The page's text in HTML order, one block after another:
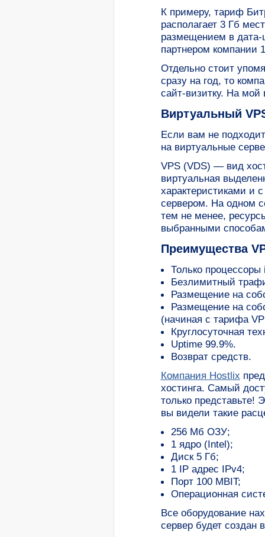
К примеру, тариф
располагает 3 Гб
размещением в
партнером компании
Отдельно стоит
сразу на год, то
сайт-визитку. На
Виртуальный
Если вам не
на виртуальные
VPS (VDS) — вид
виртуальная
характеристиками и
сервером. На одном
тем не менее,
выбранными
Преимущества
Только процессоры
Безлимитный
Размещение на
Размещение на
(начиная с тарифа
Круглосуточная
Uptime 99.9%.
Возврат средств.
Компания Hostlix
хостинга. Самый
только
вы видели такие
256 Мб ОЗУ;
1 ядро (Intel);
Диск 5 Гб;
1 IP адрес IPv4;
Порт 100 MBIT;
Операционная
Все оборудование
сервер будет создан